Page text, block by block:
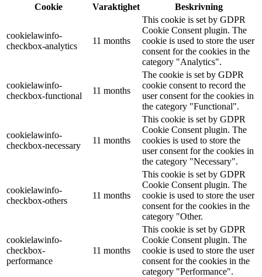
Cookie
Varaktighet Beskrivning
cookielawinfo-
checkbox-analytics
11 months
This cookie is set by GDPR
Cookie Consent plugin. The
cookie is used to store the user
consent for the cookies in the
category "Analytics".
cookielawinfo-
checkbox-functional
11 months
The cookie is set by GDPR
cookie consent to record the
user consent for the cookies in
the category "Functional".
cookielawinfo-
checkbox-necessary
11 months
This cookie is set by GDPR
Cookie Consent plugin. The
cookies is used to store the
user consent for the cookies in
the category "Necessary".
cookielawinfo-
checkbox-others
11 months
This cookie is set by GDPR
Cookie Consent plugin. The
cookie is used to store the user
consent for the cookies in the
category "Other.
cookielawinfo-
checkbox-
performance
11 months
This cookie is set by GDPR
Cookie Consent plugin. The
cookie is used to store the user
consent for the cookies in the
category "Performance".